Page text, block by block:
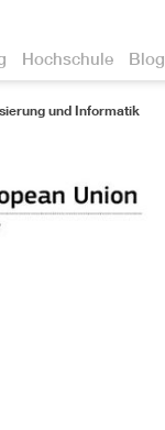
Hochschule Blog
und Informatik